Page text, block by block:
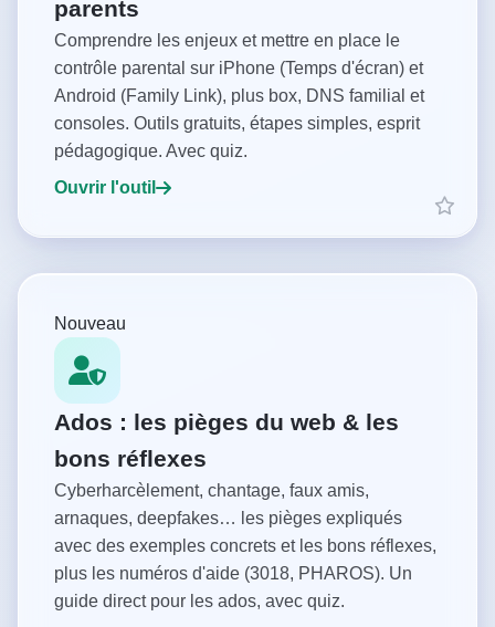
parents
Comprendre les enjeux et mettre en place le
contrôle parental sur iPhone (Temps d'écran) et
Android (Family Link), plus box, DNS familial et
consoles. Outils gratuits, étapes simples, esprit
pédagogique. Avec quiz.
Ouvrir l'outil
Nouveau
Ados : les pièges du web & les
bons réflexes
Cyberharcèlement, chantage, faux amis,
arnaques, deepfakes… les pièges expliqués
avec des exemples concrets et les bons réflexes,
plus les numéros d'aide (3018, PHAROS). Un
guide direct pour les ados, avec quiz.